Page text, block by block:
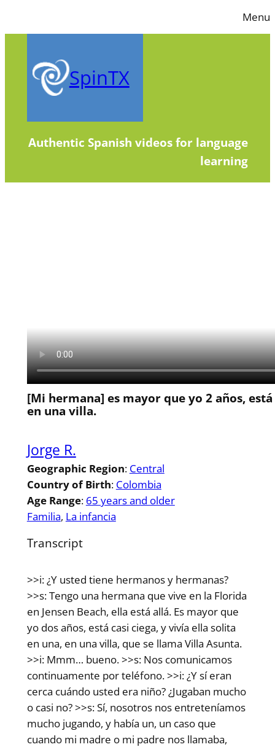
to
Menu
SpinTX
Authentic Spanish videos for language
learning
[Mi hermana] es mayor que yo 2 años,
en una villa.
Jorge R.
Geographic Region: Central
Country of Birth: Colombia
Age Range: 65 years and older
Familia, La infancia
Transcript
>>i: ¿Y usted tiene hermanos y hermanas?
>>s: Tengo una hermana que vive en la Florida
en Jensen Beach, ella está allá. Es mayor que
yo dos años, está casi ciega, y vivía ella solita
en una, en una villa, que se llama Villa Asunta.
>>i: Mmm… bueno. >>s: Nos comunicamos
continuamente por teléfono. >>i: ¿Y sí eran
cerca cuándo usted era niño? ¿Jugaban mucho
o casi no? >>s: Sí, nosotros nos entreteníamos
mucho jugando, y había un, un caso que
cuando mi madre o mi padre nos llamaba,